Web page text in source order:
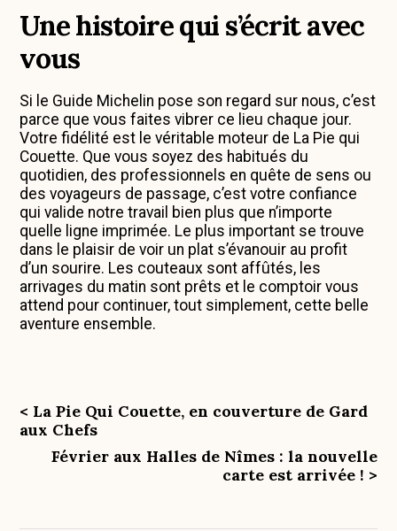
Une histoire qui s’écrit avec
vous
Si le Guide Michelin pose son regard sur nous, c’est
parce que vous faites vibrer ce lieu chaque jour.
Votre fidélité est le véritable moteur de La Pie qui
Couette. Que vous soyez des habitués du
quotidien, des professionnels en quête de sens ou
des voyageurs de passage, c’est votre confiance
qui valide notre travail bien plus que n’importe
quelle ligne imprimée. Le plus important se trouve
dans le plaisir de voir un plat s’évanouir au profit
d’un sourire. Les couteaux sont affûtés, les
arrivages du matin sont prêts et le comptoir vous
attend pour continuer, tout simplement, cette belle
aventure ensemble.
< La Pie Qui Couette, en couverture de Gard
aux Chefs
Février aux Halles de Nîmes : la nouvelle
carte est arrivée ! >